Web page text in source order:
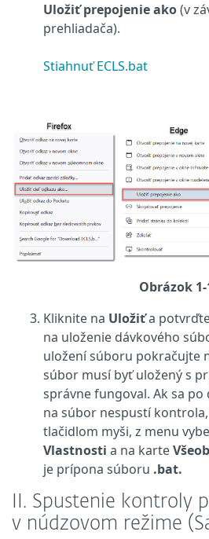
Uložiť prepojenie ako(v
prehliadača).
Stiahnuť ECLS.bat
Obrázok 1-
Kliknite na Uložiťa
na uloženie dávkového
uložení súboru pokračujte
súbor musí byť uložený s
správne fungoval. Ak sa
na súbor nespustí
tlačidlom myši, z menu
Vlastnosti a na karte
je prípona súboru .bat.
II. Spustenie kontroly
v núdzovom režime